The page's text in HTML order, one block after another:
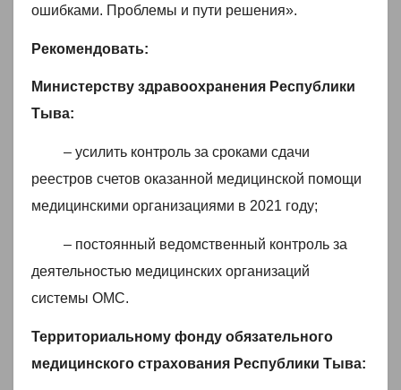
ошибками. Проблемы и пути решения».
Рекомендовать:
Министерству здравоохранения Республики
Тыва:
– усилить контроль за сроками сдачи
реестров счетов оказанной медицинской помощи
медицинскими организациями в 2021 году;
– постоянный ведомственный контроль за
деятельностью медицинских организаций
системы ОМС.
Территориальному фонду обязательного
медицинского страхования Республики Тыва: